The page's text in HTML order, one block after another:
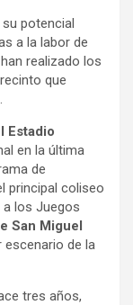
potencial
a la labor de
realizado los
que
Estadio
en la última
de
principal coliseo
los Juegos
San Miguel
de la
tres años,